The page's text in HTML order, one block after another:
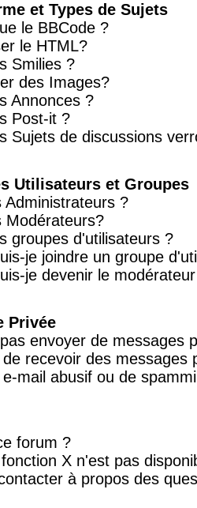
et Types de Sujets
le BBCode ?
le HTML?
Smilies ?
des Images?
Annonces ?
Post-it ?
Sujets de discussions
Utilisateurs et Groupes
Administrateurs ?
Modérateurs?
groupes d'utilisateurs ?
je joindre un groupe
je devenir le
Privée
envoyer de messages
recevoir des messages
mail abusif ou de
forum ?
X n'est pas
à propos des